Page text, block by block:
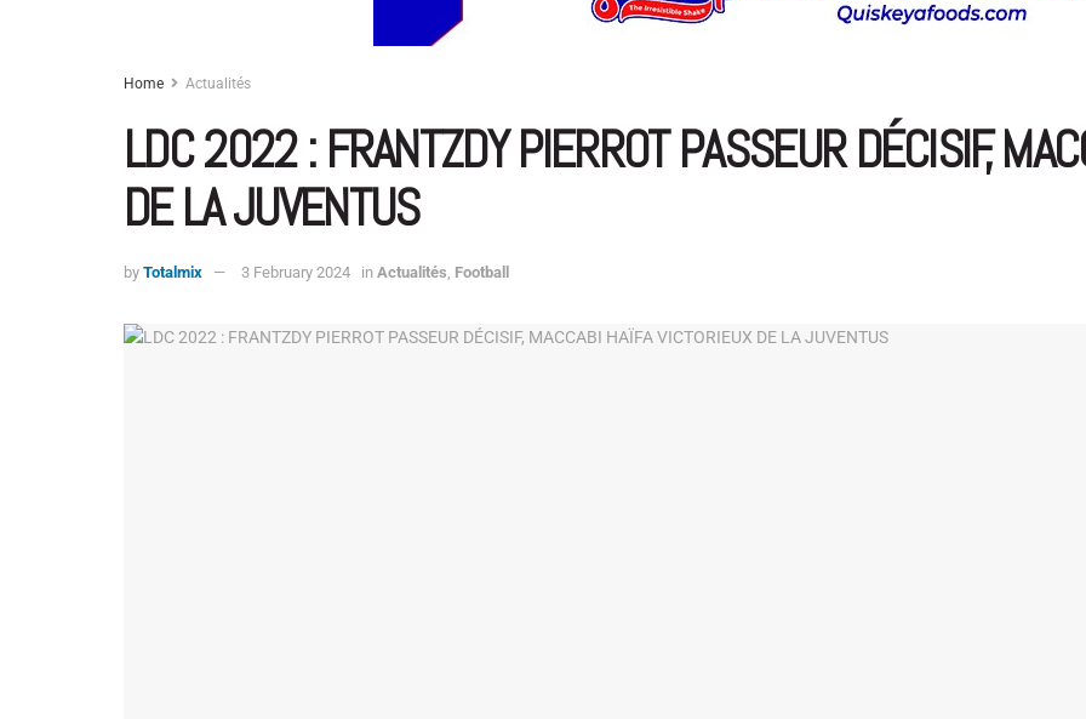
Home Actualités
LDC 2022 : FRANTZDY PIERROT PASSEUR DÉCISIF,
DE LA JUVENTUS
by Totalmix 3 February 2024 in Actualités Football